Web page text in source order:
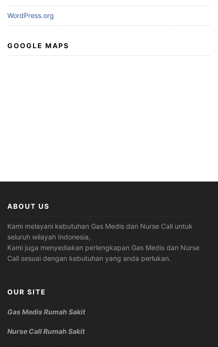
WordPress.org
GOOGLE MAPS
ABOUT US
Kami melayani kebutuhan Gas Medis dan Nurse Call untuk
seluruh wilayah Indonesia,
Kami juga menyediakan perlengkapan Gas Medis dan Nurse
Call sesuai dengan kebutuhan yang anda perlukan.
OUR SITE
Gas Medis Rumah Sakit
Nurse Call Rumah Sakit